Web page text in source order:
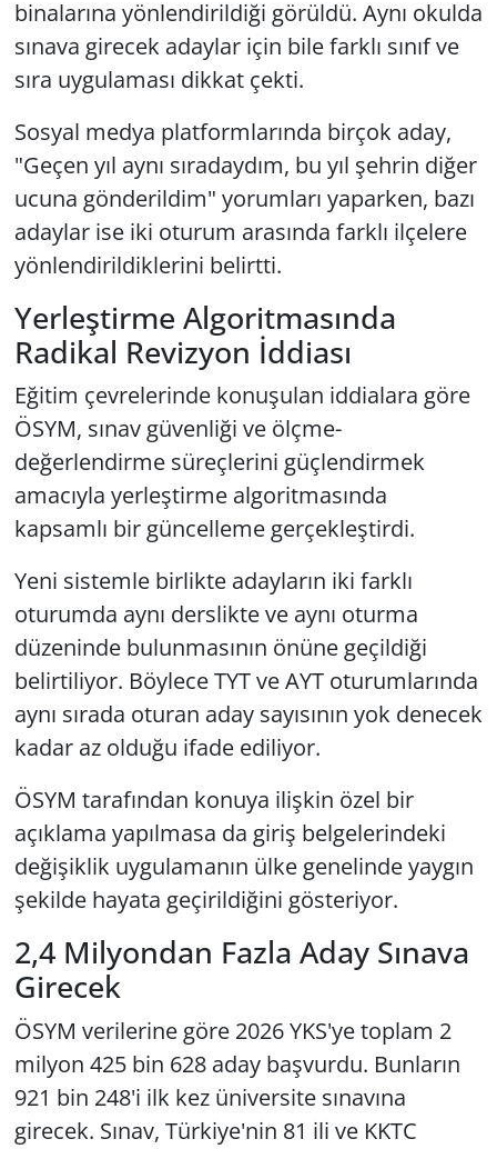
binalarına yönlendirildiği görüldü. Aynı okulda
sınava girecek adaylar için bile farklı sınıf ve
sıra uygulaması dikkat çekti.
Sosyal medya platformlarında birçok aday,
"Geçen yıl aynı sıradaydım, bu yıl şehrin diğer
ucuna gönderildim" yorumları yaparken, bazı
adaylar ise iki oturum arasında farklı ilçelere
yönlendirildiklerini belirtti.
Yerleştirme Algoritmasında
Radikal Revizyon İddiası
Eğitim çevrelerinde konuşulan iddialara göre
ÖSYM, sınav güvenliği ve ölçme-
değerlendirme süreçlerini güçlendirmek
amacıyla yerleştirme algoritmasında
kapsamlı bir güncelleme gerçekleştirdi.
Yeni sistemle birlikte adayların iki farklı
oturumda aynı derslikte ve aynı oturma
düzeninde bulunmasının önüne geçildiği
belirtiliyor. Böylece TYT ve AYT oturumlarında
aynı sırada oturan aday sayısının yok denecek
kadar az olduğu ifade ediliyor.
ÖSYM tarafından konuya ilişkin özel bir
açıklama yapılmasa da giriş belgelerindeki
değişiklik uygulamanın ülke genelinde yaygın
şekilde hayata geçirildiğini gösteriyor.
2,4 Milyondan Fazla Aday Sınava
Girecek
ÖSYM verilerine göre 2026 YKS'ye toplam 2
milyon 425 bin 628 aday başvurdu. Bunların
921 bin 248'i ilk kez üniversite sınavına
girecek. Sınav, Türkiye'nin 81 ili ve KKTC